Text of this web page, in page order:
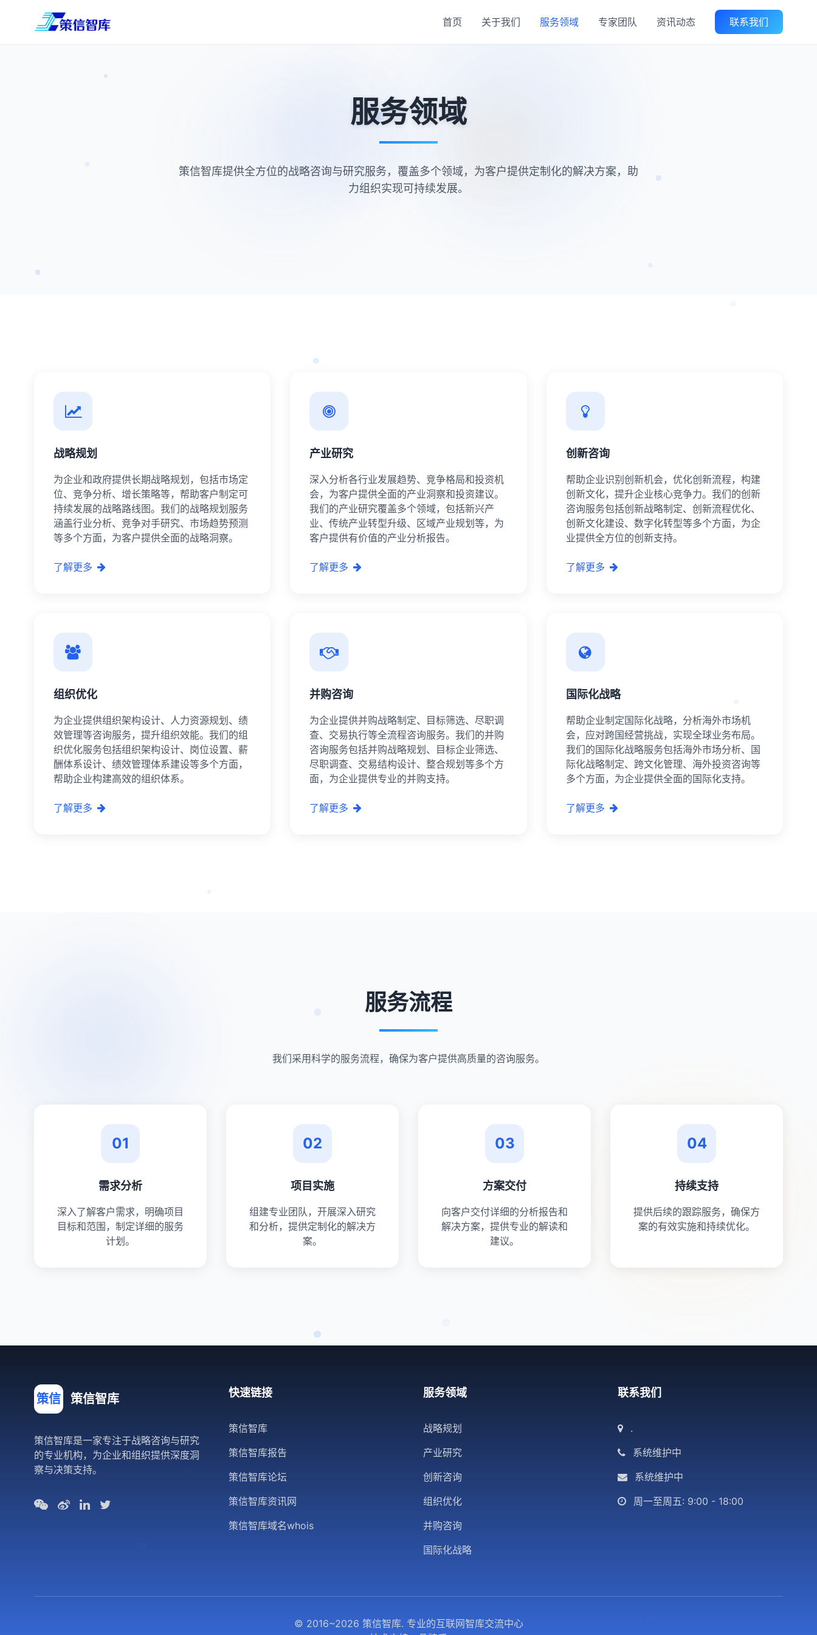
首页 关于我们 服务领域 专家团队 资讯动态 联系我们
服务领域
策信智库提供全方位的战略咨询与研究服务，覆盖多个领域，为客户提供定制化的解决方案，助
力组织实现可持续发展。
战略规划
为企业和政府提供长期战略规划，包括市场定
位、竞争分析、增长策略等，帮助客户制定可
持续发展的战略路线图。我们的战略规划服务
涵盖行业分析、竞争对手研究、市场趋势预测
等多个方面，为客户提供全面的战略洞察。
了解更多
产业研究
深入分析各行业发展趋势、竞争格局和投资机
会，为客户提供全面的产业洞察和投资建议。
我们的产业研究覆盖多个领域，包括新兴产
业、传统产业转型升级、区域产业规划等，为
客户提供有价值的产业分析报告。
了解更多
创新咨询
帮助企业识别创新机会，优化创新流程，构建
创新文化，提升企业核心竞争力。我们的创新
咨询服务包括创新战略制定、创新流程优化、
创新文化建设、数字化转型等多个方面，为企
业提供全方位的创新支持。
了解更多
组织优化
为企业提供组织架构设计、人力资源规划、绩
效管理等咨询服务，提升组织效能。我们的组
织优化服务包括组织架构设计、岗位设置、薪
酬体系设计、绩效管理体系建设等多个方面，
帮助企业构建高效的组织体系。
了解更多
并购咨询
为企业提供并购战略制定、目标筛选、尽职调
查、交易执行等全流程咨询服务。我们的并购
咨询服务包括并购战略规划、目标企业筛选、
尽职调查、交易结构设计、整合规划等多个方
面，为企业提供专业的并购支持。
了解更多
国际化战略
帮助企业制定国际化战略，分析海外市场机
会，应对跨国经营挑战，实现全球业务布局。
我们的国际化战略服务包括海外市场分析、国
际化战略制定、跨文化管理、海外投资咨询等
多个方面，为企业提供全面的国际化支持。
了解更多
服务流程
我们采用科学的服务流程，确保为客户提供高质量的咨询服务。
01
需求分析
深入了解客户需求，明确项目
目标和范围，制定详细的服务
计划。
02
项目实施
组建专业团队，开展深入研究
和分析，提供定制化的解决方
案。
03
方案交付
向客户交付详细的分析报告和
解决方案，提供专业的解读和
建议。
04
持续支持
提供后续的跟踪服务，确保方
案的有效实施和持续优化。
策信 策信智库
策信智库是一家专注于战略咨询与研究
的专业机构，为企业和组织提供深度洞
察与决策支持。
快速链接
策信智库
策信智库报告
策信智库论坛
策信智库资讯网
策信智库域名whois
服务领域
战略规划
产业研究
创新咨询
组织优化
并购咨询
国际化战略
联系我们
.
系统维护中
系统维护中
周一至周五: 9:00 - 18:00
© 2016~2026 策信智库. 专业的互联网智库交流中心